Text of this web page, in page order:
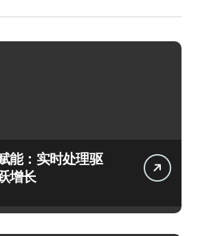
能：实时处理驱
增长